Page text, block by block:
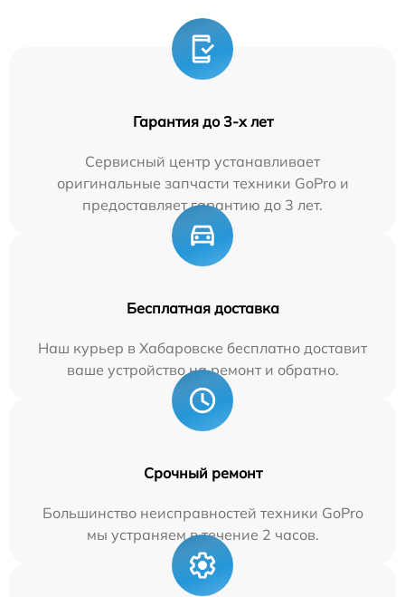
Гарантия до 3-х лет
Сервисный центр устанавливает
оригинальные запчасти техники GoPro и
предоставляет гарантию до 3 лет.
Бесплатная доставка
Наш курьер в Хабаровске бесплатно доставит
ваше устройство на ремонт и обратно.
Срочный ремонт
Большинство неисправностей техники GoPro
мы устраняем в течение 2 часов.